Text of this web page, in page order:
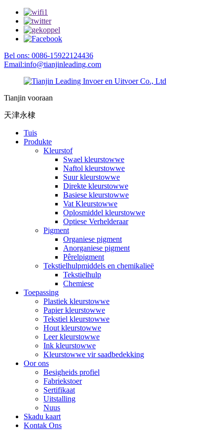
Bel ons: 0086-15922124436
Email:info@tianjinleading.com
Tianjin vooraan
天津永棣
Tuis
Produkte
Kleurstof
Swael kleurstowwe
Naftol kleurstowwe
Suur kleurstowwe
Direkte kleurstowwe
Basiese kleurstowwe
Vat Kleurstowwe
Oplosmiddel kleurstowwe
Optiese Verhelderaar
Pigment
Organiese pigment
Anorganiese pigment
Pêrelpigment
Tekstielhulpmiddels en chemikalieë
Tekstielhulp
Chemiese
Toepassing
Plastiek kleurstowwe
Papier kleurstowwe
Tekstiel kleurstowwe
Hout kleurstowwe
Leer kleurstowwe
Ink kleurstowwe
Kleurstowwe vir saadbedekking
Oor ons
Besigheids profiel
Fabriekstoer
Sertifikaat
Uitstalling
Nuus
Skadu kaart
Kontak Ons